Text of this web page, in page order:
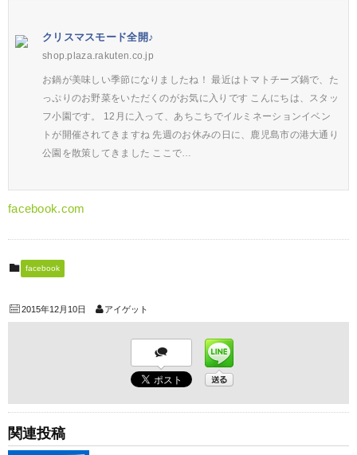
クリスマスモード全開♪
shop.plaza.rakuten.co.jp
お鍋が美味しい季節になりましたね！ 最近はトマトチーズ鍋で、た
っぷりのお野菜をいただくのがお気に入りです こんにちは、スタッ
フ小園です。 12月に入って、あちこちでイルミネーションイベン
トが開催されてきますね 先週のお休みの日に、鹿児島市の港大通り
公園を散策してきました ここで…
facebook.com
facebook
2015年12月10日 アイゲット
関連投稿